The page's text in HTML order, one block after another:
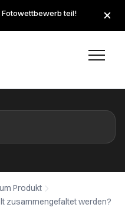
Fotowettbewerb teil!
Produkt
zusammengefaltet werden?